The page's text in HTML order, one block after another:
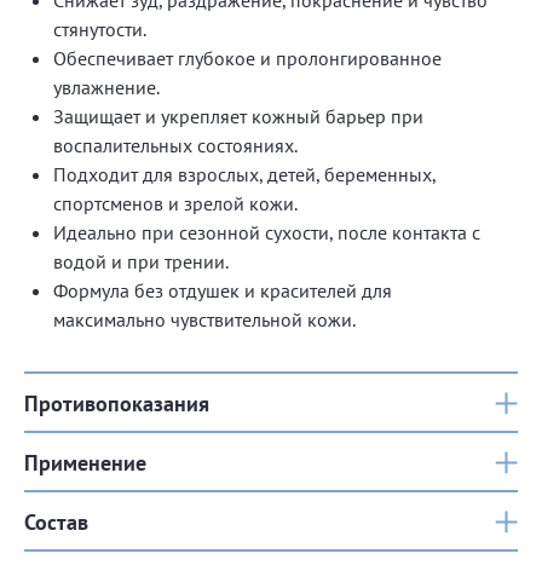
стянутости.
Обеспечивает глубокое и пролонгированное
увлажнение.
Защищает и укрепляет кожный барьер при
воспалительных состояниях.
Подходит для взрослых, детей, беременных,
спортсменов и зрелой кожи.
Идеально при сезонной сухости, после контакта с
водой и при трении.
Формула без отдушек и красителей для
максимально чувствительной кожи.
Противопоказания
Применение
Состав